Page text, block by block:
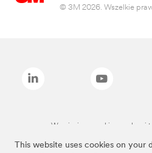
This website uses cookies on your
© 3M 2026. Wszelkie
Wymienione marki są znakami